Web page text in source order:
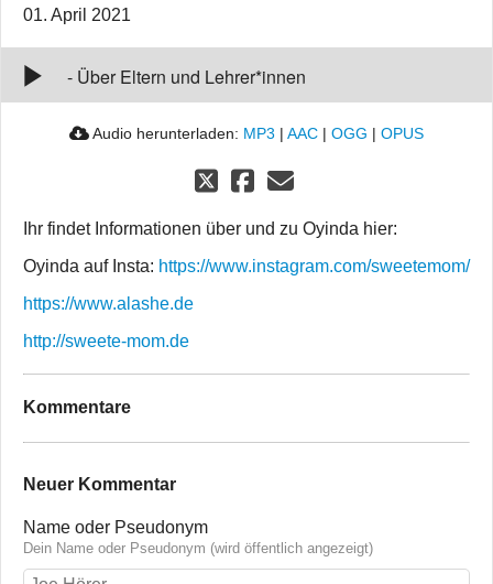
01. April 2021
#11
Erziehungspartnerschaften?!
- Über Eltern und Lehrer*innen
Audio herunterladen: MP3 | AAC | OGG | OPUS
Ihr findet Informationen über und zu Oyinda hier:
Oyinda auf Insta: https://www.instagram.com/sweetemom/
https://www.alashe.de
http://sweete-mom.de
Kommentare
Neuer Kommentar
Name oder Pseudonym
Dein Name oder Pseudonym (wird öffentlich angezeigt)